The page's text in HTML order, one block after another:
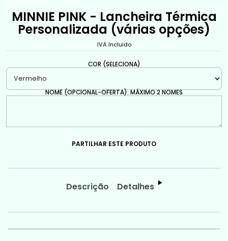
MINNIE PINK - Lancheira Térmica
Personalizada (várias opções)
IVA Incluido
COR (SELECIONA)
NOME (OPCIONAL-OFERTA): MÁXIMO 2 NOMES
PARTILHAR ESTE PRODUTO
Descrição Detalhes